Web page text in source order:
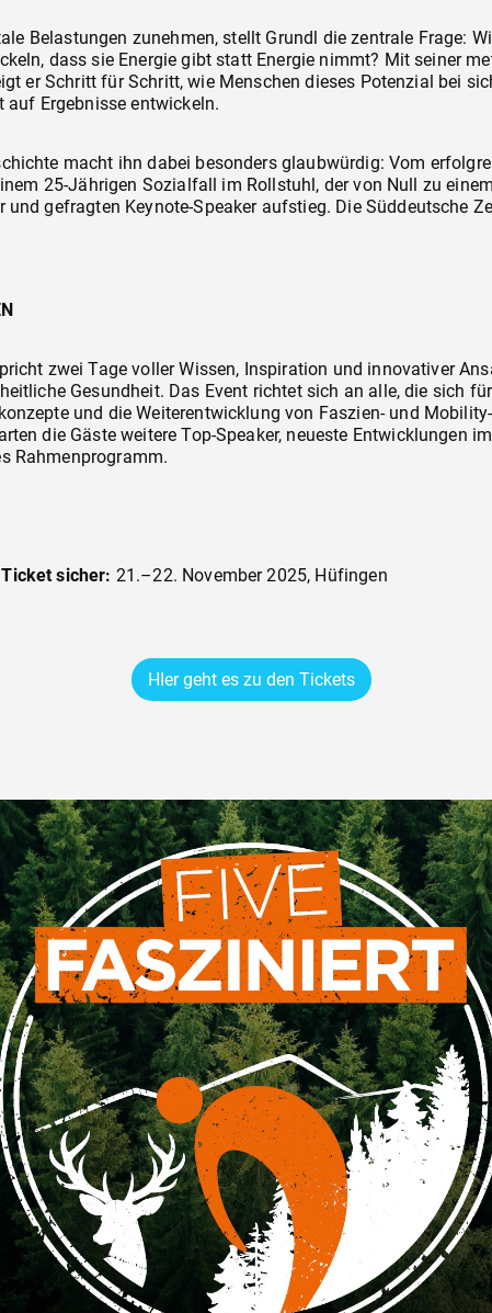
Belastungen zunehmen, stellt Grundl die zentrale Frage:
dass sie Energie gibt statt Energie nimmt? Mit seiner
er Schritt für Schritt, wie Menschen dieses Potenzial bei
Ergebnisse entwickeln.
macht ihn dabei besonders glaubwürdig: Vom
25-Jährigen Sozialfall im Rollstuhl, der von Null zu
und gefragten Keynote-Speaker aufstieg. Die Süddeutsche
zwei Tage voller Wissen, Inspiration und innovativer
Gesundheit. Das Event richtet sich an alle, die sich
und die Weiterentwicklung von Faszien- und
die Gäste weitere Top-Speaker, neueste Entwicklungen
Rahmenprogramm.
sicher: 21.–22. November 2025, Hüfingen
HIer geht es zu den Tickets